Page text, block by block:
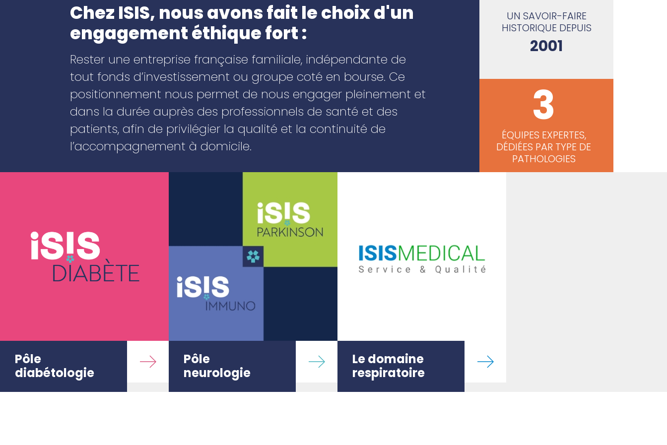
Chez ISIS, nous avons fait le choix d'un
engagement éthique fort :
Rester une entreprise française familiale, indépendante de
tout fonds d’investissement ou groupe coté en bourse. Ce
positionnement nous permet de nous engager pleinement et
dans la durée auprès des professionnels de santé et des
patients, afin de privilégier la qualité et la continuité de
l’accompagnement à domicile.
UN SAVOIR-FAIRE
HISTORIQUE DEPUIS
2001
3
ÉQUIPES EXPERTES,
DÉDIÉES PAR TYPE DE
PATHOLOGIES
Pôle
diabétologie
Pôle
neurologie
Le domaine
respiratoire